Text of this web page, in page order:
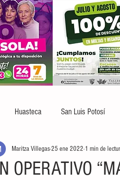
Huasteca San Luis Potosí
OPERATIVO
Maritza Villegas25 ene 2022 1 min de